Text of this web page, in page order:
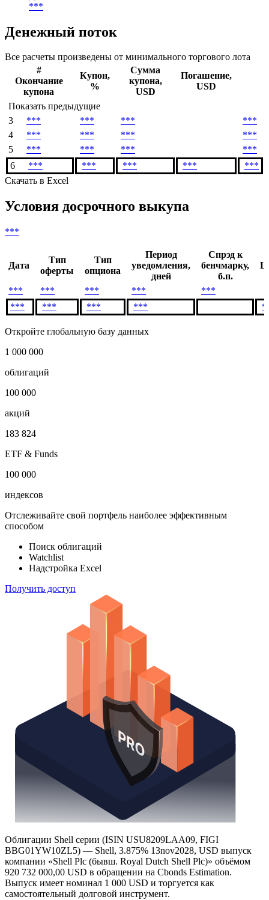
***
Денежный поток
Все расчеты произведены от минимального торгового лота
#
Окончание
купона
Купон,
%
Сумма
купона,
USD
Погашение,
USD
Показать предыдущие
3
*** *** ***
***
4
*** *** ***
***
5
*** *** ***
***
6
*** *** *** ***
***
Скачать в Excel
Условия досрочного выкупа
***
Дата
Тип
оферты
Тип
опциона
Период
уведомления,
дней
Спрэд к
бенчмарку,
б.п.
*** *** *** ***
***
***
*** *** ***
Откройте глобальную базу данных
1 000 000
облигаций
100 000
акций
183 824
ETF & Funds
100 000
индексов
Отслеживайте свой портфель наиболее эффективным
способом
Поиск облигаций
Watchlist
Надстройка Excel
Получить доступ
Облигации Shell серии (ISIN USU8209LAA09, FIGI
BBG01YW10ZL5) — Shell, 3.875% 13nov2028, USD выпуск
компании «Shell Plc (бывш. Royal Dutch Shell Plc)» объёмом
920 732 000,00 USD в обращении на Cbonds Estimation.
Выпуск имеет номинал 1 000 USD и торгуется как
самостоятельный долговой инструмент.